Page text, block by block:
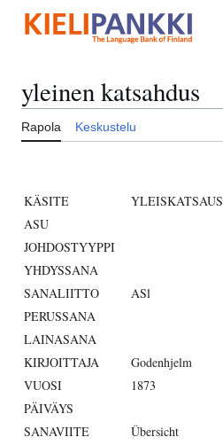
sisältöön
yleinen katsahdus
Rapola Keskustelu
KÄSITE
YLEISKATSAUS
ASU
JOHDOSTYYPPI
YHDYSSANA
SANALIITTO
ASl
PERUSSANA
LAINASANA
KIRJOITTAJA
Godenhjelm
VUOSI
1873
PÄIVÄYS
SANAVIITE
Übersicht